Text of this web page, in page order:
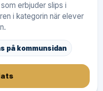
erbjuder slips i
i kategorin när elever
på kommunsidan